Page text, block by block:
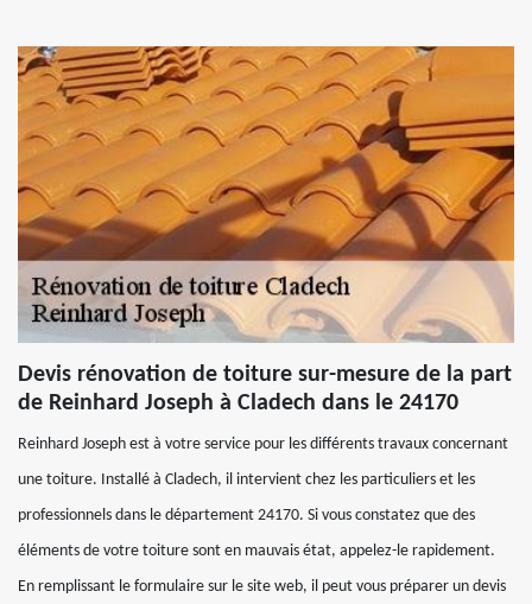
Devis rénovation de toiture sur-mesure de la part
de Reinhard Joseph à Cladech dans le 24170
Reinhard Joseph est à votre service pour les différents travaux concernant
une toiture. Installé à Cladech, il intervient chez les particuliers et les
professionnels dans le département 24170. Si vous constatez que des
éléments de votre toiture sont en mauvais état, appelez-le rapidement.
En remplissant le formulaire sur le site web, il peut vous préparer un devis